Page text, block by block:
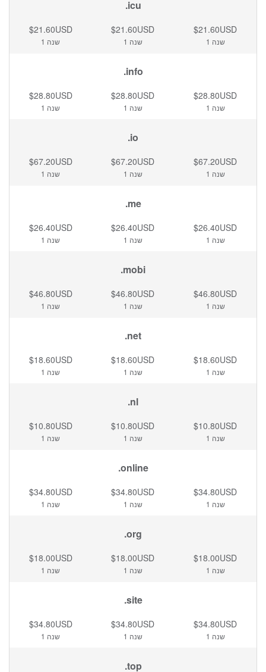
.icu
$21.60USD
1 שנה
$21.60USD
1 שנה
$21.60USD
1 שנה
.info
$28.80USD
1 שנה
$28.80USD
1 שנה
$28.80USD
1 שנה
.io
$67.20USD
1 שנה
$67.20USD
1 שנה
$67.20USD
1 שנה
.me
$26.40USD
1 שנה
$26.40USD
1 שנה
$26.40USD
1 שנה
.mobi
$46.80USD
1 שנה
$46.80USD
1 שנה
$46.80USD
1 שנה
.net
$18.60USD
1 שנה
$18.60USD
1 שנה
$18.60USD
1 שנה
.nl
$10.80USD
1 שנה
$10.80USD
1 שנה
$10.80USD
1 שנה
.online
$34.80USD
1 שנה
$34.80USD
1 שנה
$34.80USD
1 שנה
.org
$18.00USD
1 שנה
$18.00USD
1 שנה
$18.00USD
1 שנה
.site
$34.80USD
1 שנה
$34.80USD
1 שנה
$34.80USD
1 שנה
.top